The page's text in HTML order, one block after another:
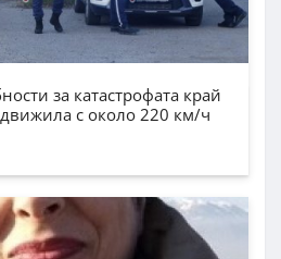
за катастрофата край
движила с около 220 км/ч